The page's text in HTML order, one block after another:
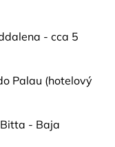
- cca 5
Palau (hotelový
- Baja